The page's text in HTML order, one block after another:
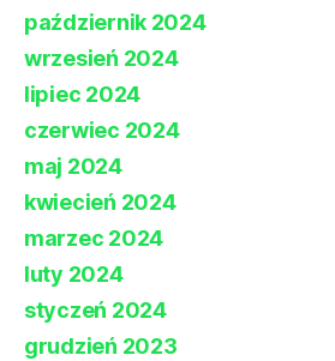
październik 2024
wrzesień 2024
lipiec 2024
czerwiec 2024
maj 2024
kwiecień 2024
marzec 2024
luty 2024
styczeń 2024
grudzień 2023